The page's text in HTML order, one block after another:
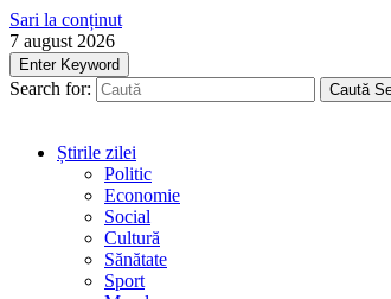
Sari la conținut
7 august 2026
Enter Keyword
Search for: Caută
Știrile zilei
Politic
Economie
Social
Cultură
Sănătate
Sport